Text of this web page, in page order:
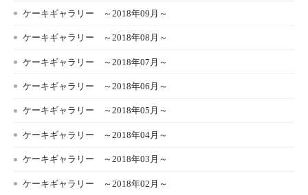
ケーキギャラリー ～2018年09月～
ケーキギャラリー ～2018年08月～
ケーキギャラリー ～2018年07月～
ケーキギャラリー ～2018年06月～
ケーキギャラリー ～2018年05月～
ケーキギャラリー ～2018年04月～
ケーキギャラリー ～2018年03月～
ケーキギャラリー ～2018年02月～